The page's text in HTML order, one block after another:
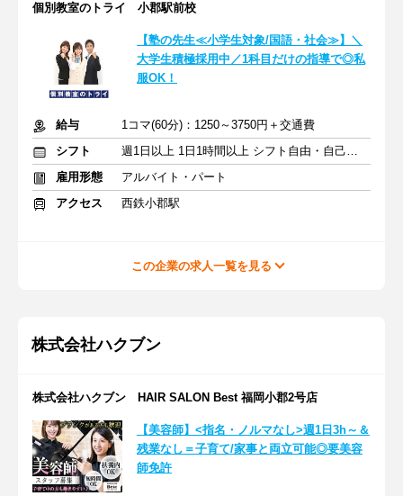
個別教室のトライ 小郡駅前校
【塾の先生≪小学生対象/国語・社会≫】＼
大学生積極採用中／1科目だけの指導で◎私
服OK！
給与
1コマ(60分)：1250～3750円＋交通費
シフト
週1日以上 1日1時間以上 シフト自由・自己申告
雇用形態
アルバイト・パート
アクセス
西鉄小郡駅
この企業の求人一覧を見る
株式会社ハクブン
株式会社ハクブン HAIR SALON Best 福岡小郡2号店
【美容師】<指名・ノルマなし>週1日3h～＆
残業なし＝子育て/家事と両立可能◎要美容
師免許